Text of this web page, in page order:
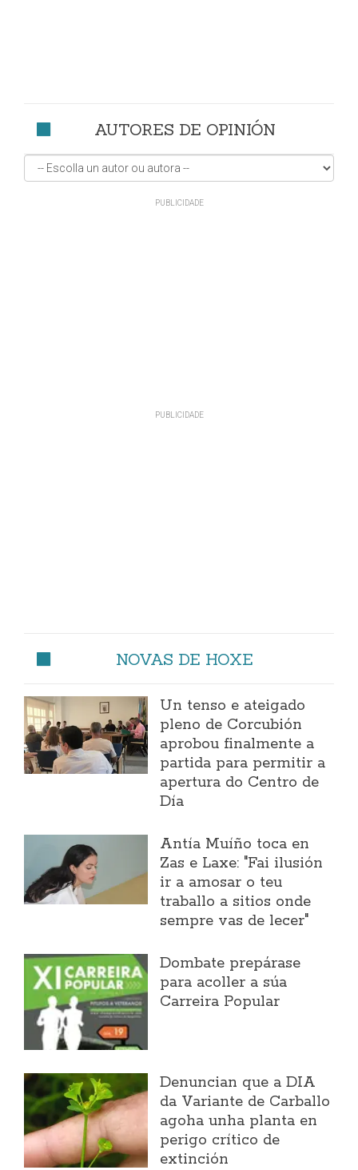
AUTORES DE OPINIÓN
NOVAS DE HOXE
Un tenso e ateigado
pleno de Corcubión
aprobou finalmente a
partida para permitir a
apertura do Centro de
Día
Antía Muíño toca en
Zas e Laxe: "Fai ilusión
ir a amosar o teu
traballo a sitios onde
sempre vas de lecer"
Dombate prepárase
para acoller a súa
Carreira Popular
Denuncian que a DIA
da Variante de Carballo
agoha unha planta en
perigo crítico de
extinción